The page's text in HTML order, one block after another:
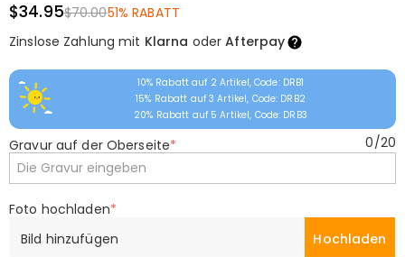
$34.95$70.0051% RABATT
Zinslose Zahlung mit Klarna oderAfterpay
10% Rabatt auf 2 Artikel, Code: DRB1
15% Rabatt auf 3 Artikel, Code: DRB2
20% Rabatt auf 5 Artikel, Code: DRB3
Gravur auf der Oberseite* 0/20
Foto hochladen*
Bild hinzufügen
Hochladen